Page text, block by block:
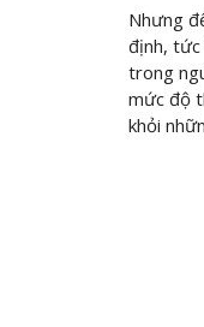
Nhưng
định, tức
trong
mức độ
khỏi